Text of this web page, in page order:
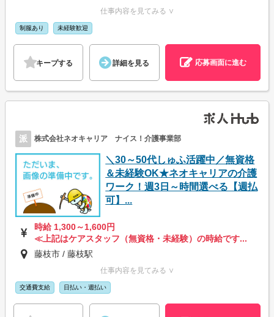
仕事内容を見てみる ∨
制服あり 未経験歓迎
キープする 詳細を見る 応募画面に進む
派 株式会社ネオキャリア ナイス！介護事業部
＼30～50代しゅふ活躍中／無資格
＆未経験OK★ネオキャリアの介護
ワーク！週3日～時間選べる【週払
可】...
時給 1,300～1,600円
≪上記はケアスタッフ（無資格・未経験）の時給です...
藤枝市 / 藤枝駅
仕事内容を見てみる ∨
交通費支給 日払い・週払い